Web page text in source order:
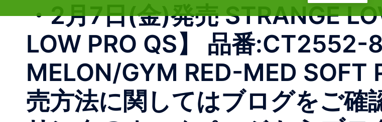
・ 2月7日(金)発売 STRANGE
LOW PRO QS】 品番:CT2552-
MELON/GYM RED-MED SOFT
売方法に関してはブログをご確